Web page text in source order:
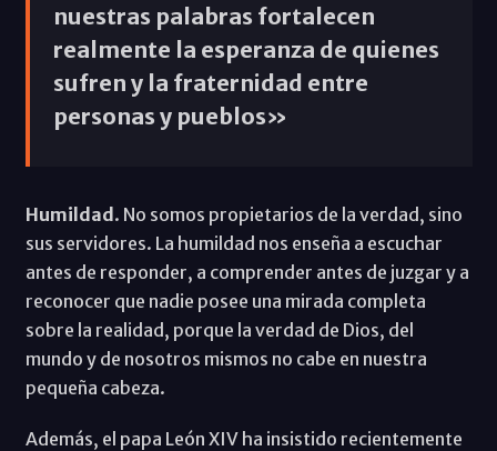
nuestras palabras fortalecen
realmente la esperanza de quienes
sufren y la fraternidad entre
personas y pueblos»
Humildad. No somos propietarios de la verdad, sino
sus servidores. La humildad nos enseña a escuchar
antes de responder, a comprender antes de juzgar y a
reconocer que nadie posee una mirada completa
sobre la realidad, porque la verdad de Dios, del
mundo y de nosotros mismos no cabe en nuestra
pequeña cabeza.
Además, el papa León XIV ha insistido recientemente